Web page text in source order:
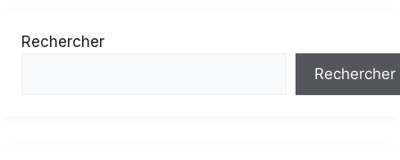
Rechercher
Rechercher